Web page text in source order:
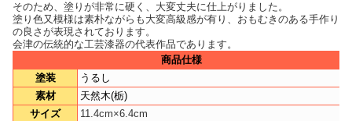
そのため、塗りが非常に硬く、大変丈夫に仕上がりました。
塗り色又模様は素朴ながらも大変高級感が有り、おもむきのある手作り
の良さが表現されております。
会津の伝統的な工芸漆器の代表作品であります。
商品仕様
塗装
うるし
素材
天然木(栃)
サイズ
11.4cm×6.4cm